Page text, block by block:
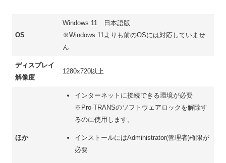
OS
Windows 11 日本語版
※Windows 11よりも前のOSには対応していませ
ん
ディスプレイ
解像度
1280x720以上
ほか
インターネットに接続できる環境が必要
※Pro TRANSのソフトウェアロックを解除す
るのに使用します。
インストールにはAdministrator(管理者)権限が
必要